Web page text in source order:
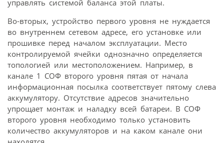
управлять системой баланса этой платы.
Во-вторых, устройство первого уровня не нуждается
во внутреннем сетевом адресе, его установке или
прошивке перед началом эксплуатации. Место
контролируемой ячейки однозначно определяется
топологией или местоположением. Например, в
канале 1 СОФ второго уровня пятая от начала
информационная посылка соответствует пятому слева
аккумулятору. Отсутствие адресов значительно
упрощает монтаж и наладку всей батареи. В СОФ
второго уровня необходимо только установить
количество аккумуляторов и на каком канале они